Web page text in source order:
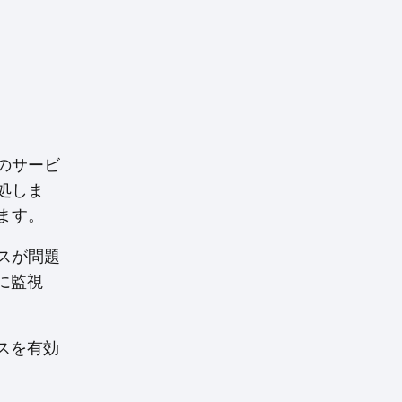
サービ
しま
す。
が問題
監視
を有効